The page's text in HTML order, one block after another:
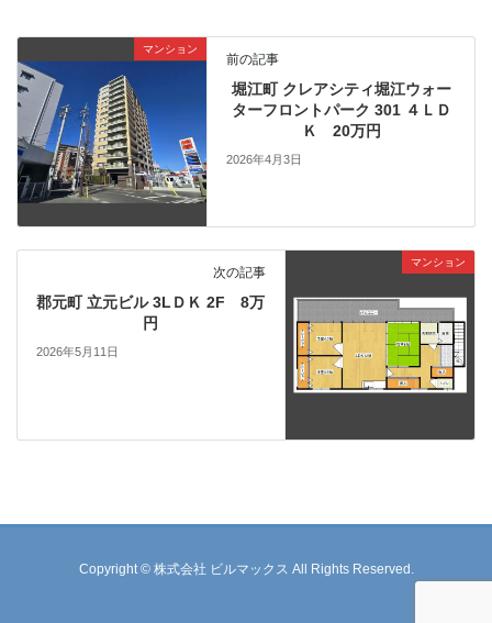
マンション
前の記事
堀江町 クレアシティ堀江ウォー
ターフロントパーク 301 ４ＬＤ
Ｋ 20万円
2026年4月3日
マンション
次の記事
郡元町 立元ビル 3LＤＫ 2F 8万
円
2026年5月11日
Copyright © 株式会社 ビルマックス All Rights Reserved.